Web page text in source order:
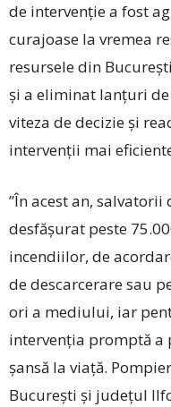
de intervenție a fost
curajoase la vremea
resursele din
și a eliminat lanțuri
viteza de decizie și
intervenții mai
”În acest an,
desfășurat peste
incendiilor, de
de descarcerare sau
ori a mediului, iar
intervenția promptă a
șansă la viață.
București și județul